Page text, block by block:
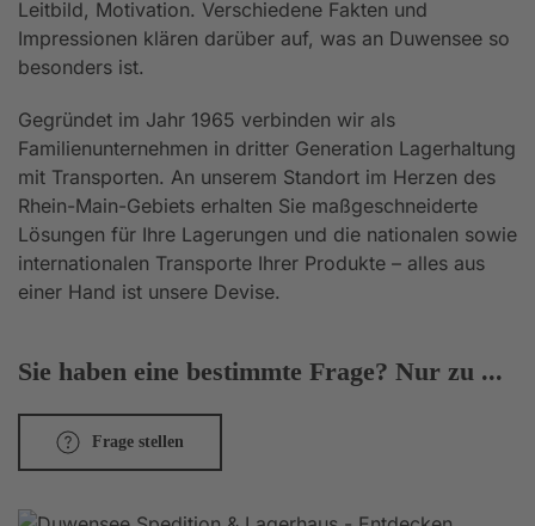
Leitbild, Motivation. Verschiedene Fakten und
Impressionen klären darüber auf, was an Duwensee so
besonders ist.
Gegründet im Jahr 1965 verbinden wir als
Familienunternehmen in dritter Generation Lagerhaltung
mit Transporten. An unserem Standort im Herzen des
Rhein-Main-Gebiets erhalten Sie maßgeschneiderte
Lösungen für Ihre Lagerungen und die nationalen sowie
internationalen Transporte Ihrer Produkte – alles aus
einer Hand ist unsere Devise.
Sie haben eine bestimmte Frage? Nur zu ...
Frage stellen